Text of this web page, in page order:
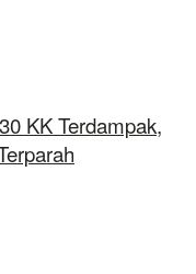
KK Terdampak,